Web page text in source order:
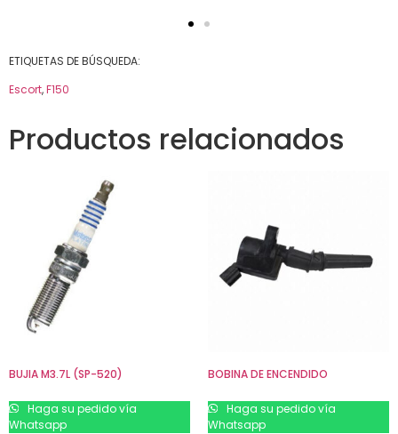
ETIQUETAS DE BÚSQUEDA:
Escort,F150
Productos relacionados
BUJIA M3.7L (SP-520)
Haga su pedido vía
Whatsapp
BOBINA DE ENCENDIDO
Haga su pedido vía
Whatsapp